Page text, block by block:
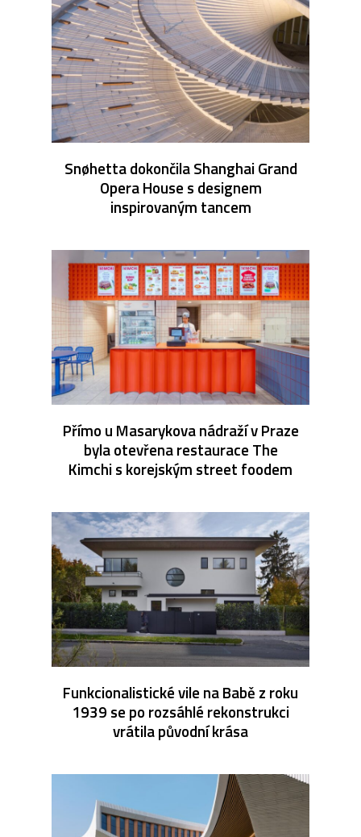
Snøhetta dokončila Shanghai Grand
Opera House s designem
inspirovaným tancem
Přímo u Masarykova nádraží v Praze
byla otevřena restaurace The
Kimchi s korejským street foodem
Funkcionalistické vile na Babě z roku
1939 se po rozsáhlé rekonstrukci
vrátila původní krása